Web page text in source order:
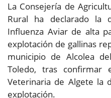
La Consejería de
Rural ha declarado la
Influenza Aviar de alta
explotación de gallinas
municipio de Alcolea
Toledo, tras confirmar
Veterinaria de Algete la
explotación.